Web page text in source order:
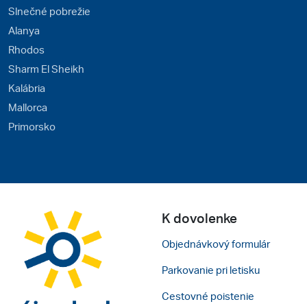
Slnečné pobrežie
Alanya
Rhodos
Sharm El Sheikh
Kalábria
Mallorca
Primorsko
K dovolenke
Objednávkový formulár
Parkovanie pri letisku
Cestovné poistenie